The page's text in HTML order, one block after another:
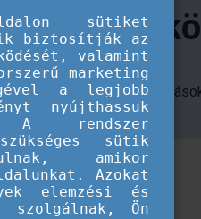
és
oktatási
sütiket
biztosítják az
valamint
marketing
a legjobb
nyújthassuk
A rendszer
sütik
amikor
Azokat
elemzési és
szolgálnak, Ön